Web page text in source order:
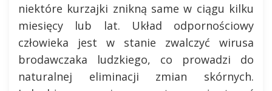
niektóre kurzajki znikną same w ciągu kilku
miesięcy lub lat. Układ odpornościowy
człowieka jest w stanie zwalczyć wirusa
brodawczaka ludzkiego, co prowadzi do
naturalnej eliminacji zmian skórnych.